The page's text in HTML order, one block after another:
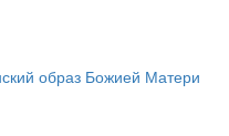
образ Божией Матери